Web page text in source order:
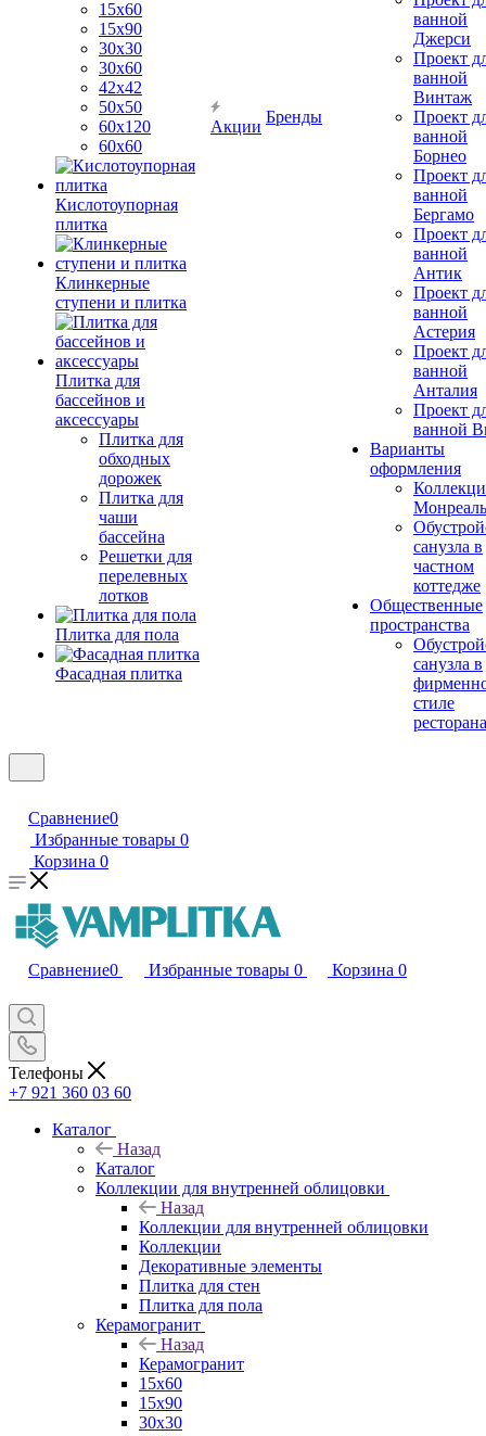
15х60
15x90
30х30
30х60
42х42
50х50
60х120
60х60
Кислотоупорная
плитка
Клинкерные
ступени и плитка
Плитка для
бассейнов и
аксессуары
Плитка для
обходных
дорожек
Плитка для
чаши
бассейна
Решетки для
перелевных
лотков
Плитка для пола
Фасадная плитка
Акции
Бренды
ванной
Джерси
Проект
ванной
Винтаж
Проект
ванной
Борнео
Проект
ванной
Бергамо
Проект
ванной
Антик
Проект
ванной
Астерия
Проект
ванной
Анталия
Проект
ванной
Варианты
оформления
Монреаль
санузла в
частном
коттедже
Общественные
пространства
санузла в
стиле
ресторана
Сравнение0
Избранные товары 0
Корзина 0
Сравнение0 Избранные товары 0 Корзина 0
Телефоны
+7 921 360 03 60
Каталог
Назад
Каталог
Коллекции для внутренней облицовки
Назад
Коллекции для внутренней облицовки
Коллекции
Декоративные элементы
Плитка для стен
Плитка для пола
Керамогранит
Назад
Керамогранит
15х60
15x90
30х30